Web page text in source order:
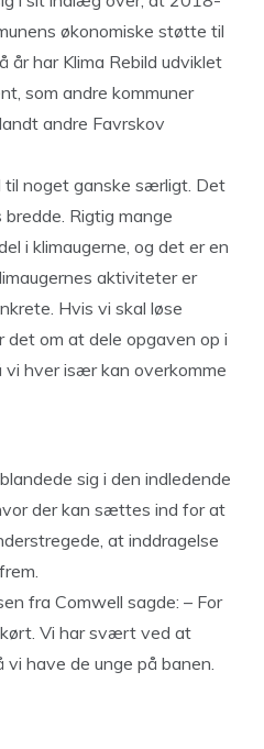
økonomiske støtte til
år har Klima Rebild udviklet
som andre kommuner
andre Favrskov
til noget ganske særligt. Det
Rigtig mange
i klimaugerne, og det er en
aktiviteter er
Hvis vi skal løse
det om at dele opgaven op i
vi hver især kan overkomme
sig i den indledende
der kan sættes ind for at
at inddragelse
fra Comwell sagde: – For
Vi har svært ved at
have de unge på banen.